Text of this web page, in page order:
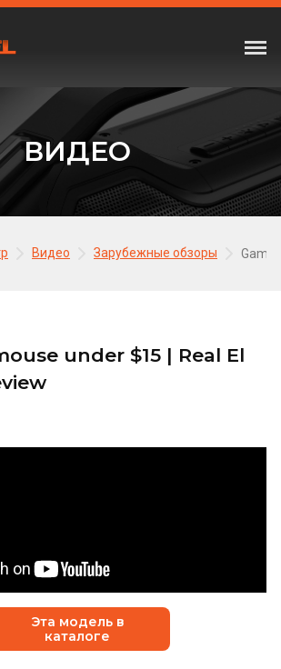
ВИДЕО
Видео Зарубежные обзоры
under $15 | Real El
Эта модель в
каталоге